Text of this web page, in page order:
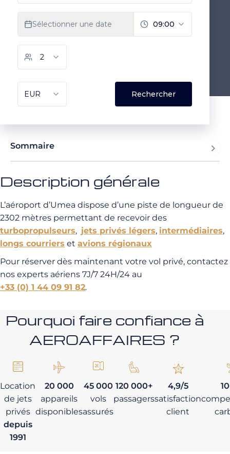
Sommaire
Description générale
L’aéroport d’Umea dispose d’une piste de longueur de
2302 mètres permettant de recevoir des
turbopropulseurs, jets privés légers, intermédiaires,
longs courriers et avions régionaux
Pour réserver dès maintenant votre vol privé, contactez
nos experts aériens 7J/7 24H/24 au
+33 (0) 1 44 09 91 82.
Pourquoi faire confiance à
AEROAFFAIRES ?
Location
de jets
privés
depuis
1991
20 000
appareils
disponibles
45 000
vols
assurés
120 000+
passagers
4,9/5
satisfaction
client